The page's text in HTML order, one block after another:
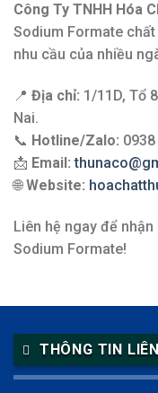
Công Ty TNHH Hóa
Sodium Formate
nhu cầu của nhiều
📍 Địa chỉ: 1/11D, Tổ
Nai.
📞 Hotline/Zalo:
📩 Email:
🌐Website:
Liên hệ ngay để
Sodium Formate!
THÔNG TIN